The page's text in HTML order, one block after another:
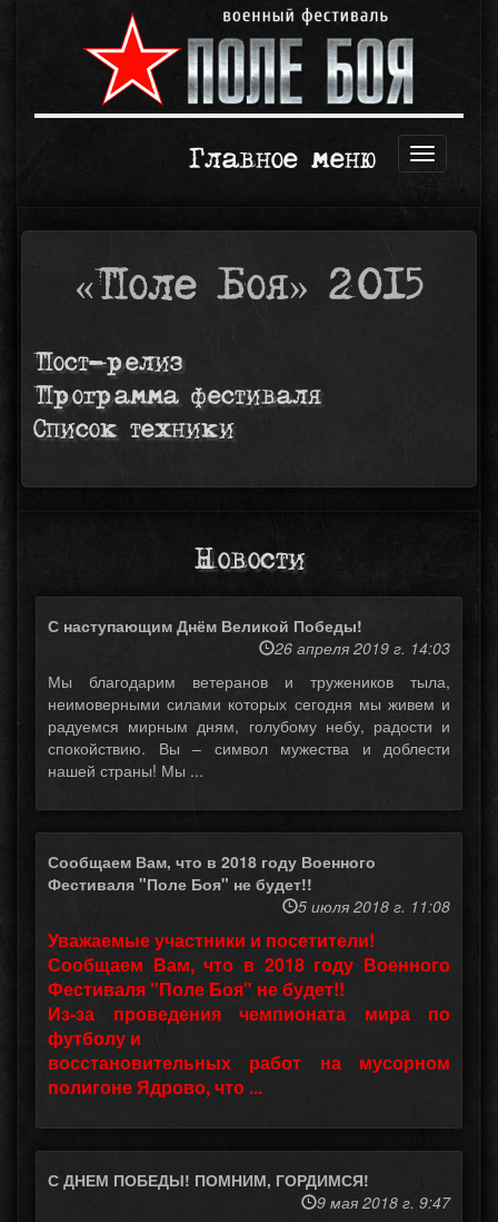
Открыть
Главное меню
«Поле Боя» 2015
Пост-релиз
Программа фестиваля
Список техники
Новости
С наступающим Днём Великой Победы!
26 апреля 2019 г. 14:03
Мы благодарим ветеранов и тружеников тыла,
неимоверными силами которых сегодня мы живем и
радуемся мирным дням, голубому небу, радости и
спокойствию. Вы – символ мужества и доблести
нашей страны! Мы ...
Сообщаем Вам, что в 2018 году Военного
Фестиваля "Поле Боя" не будет!!
5 июля 2018 г. 11:08
Уважаемые участники и посетители!
Сообщаем Вам, что в 2018 году Военного
Фестиваля "Поле Боя" не будет!!
Из-за проведения чемпионата мира по
футболу и
восстановительных работ на мусорном
полигоне Ядрово, что ...
С ДНЕМ ПОБЕДЫ! ПОМНИМ, ГОРДИМСЯ!
9 мая 2018 г. 9:47